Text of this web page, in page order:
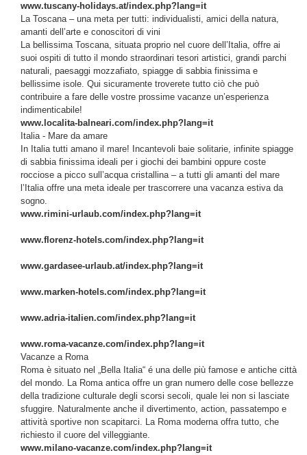
www.tuscany-holidays.at/index.php?lang=it
La Toscana – una meta per tutti: individualisti, amici della natura,
amanti dell’arte e conoscitori di vini
La bellissima Toscana, situata proprio nel cuore dell’Italia, offre ai
suoi ospiti di tutto il mondo straordinari tesori artistici, grandi parchi
naturali, paesaggi mozzafiato, spiagge di sabbia finissima e
bellissime isole. Qui sicuramente troverete tutto ciò che può
contribuire a fare delle vostre prossime vacanze un’esperienza
indimenticabile!
www.localita-balneari.com/index.php?lang=it
Italia - Mare da amare
In Italia tutti amano il mare! Incantevoli baie solitarie, infinite spiagge
di sabbia finissima ideali per i giochi dei bambini oppure coste
rocciose a picco sull’acqua cristallina – a tutti gli amanti del mare
l’Italia offre una meta ideale per trascorrere una vacanza estiva da
sogno.
www.rimini-urlaub.com/index.php?lang=it
www.florenz-hotels.com/index.php?lang=it
www.gardasee-urlaub.at/index.php?lang=it
www.marken-hotels.com/index.php?lang=it
www.adria-italien.com/index.php?lang=it
www.roma-vacanze.com/index.php?lang=it
Vacanze a Roma
Roma è situato nel „Bella Italia“ é una delle più famose e antiche città
del mondo. La Roma antica offre un gran numero delle cose bellezze
della tradizione culturale degli scorsi secoli, quale lei non si lasciate
sfuggire. Naturalmente anche il divertimento, action, passatempo e
attività sportive non scapitarci. La Roma moderna offra tutto, che
richiesto il cuore del villeggiante.
www.milano-vacanze.com/index.php?lang=it